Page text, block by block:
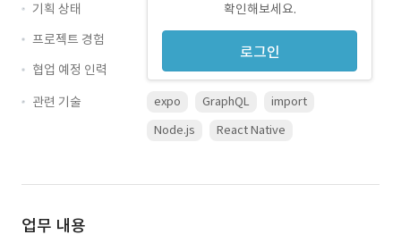
확인해보세요.
로그인
기획 상태
프로젝트 경험
협업 예정 인력
관련 기술
expo GraphQL
import
Node.js
React Native
업무 내용